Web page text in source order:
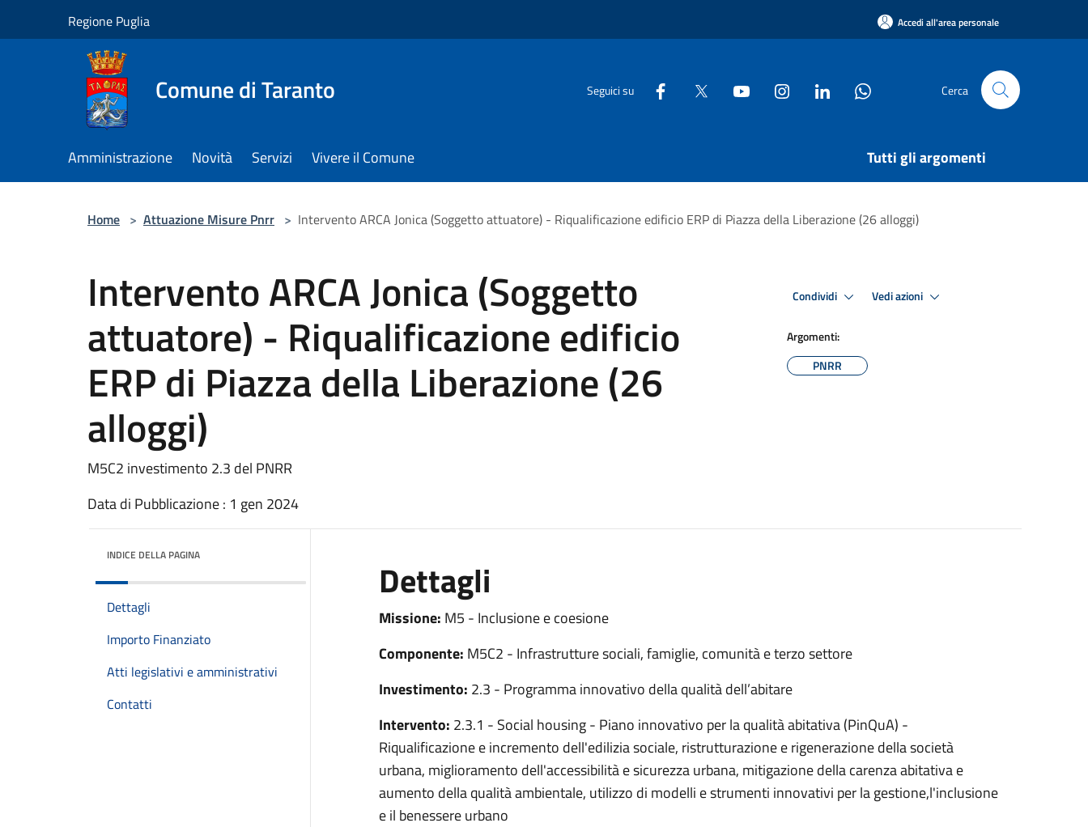
Regione Puglia Accedi all'area personale
Comune di Taranto Seguici su Cerca
Amministrazione Novità Servizi Vivere il Comune Tutti gli argomenti
Home > Attuazione Misure Pnrr > Intervento ARCA Jonica (Soggetto attuatore) - Riqualificazione edificio ERP di Piazza della Liberazione (26 alloggi)
Intervento ARCA Jonica (Soggetto
attuatore) - Riqualificazione edificio
ERP di Piazza della Liberazione (26
alloggi)
M5C2 investimento 2.3 del PNRR
Data di Pubblicazione : 1 gen 2024
Condividi Vedi azioni
Argomenti:
PNRR
INDICE DELLA PAGINA
Dettagli
Importo Finanziato
Atti legislativi e amministrativi
Contatti
Dettagli
Missione: M5 - Inclusione e coesione
Componente: M5C2 - Infrastrutture sociali, famiglie, comunità e terzo settore
Investimento: 2.3 - Programma innovativo della qualità dell’abitare
Intervento: 2.3.1 - Social housing - Piano innovativo per la qualità abitativa (PinQuA) -
Riqualificazione e incremento dell'edilizia sociale, ristrutturazione e rigenerazione della società
urbana, miglioramento dell'accessibilità e sicurezza urbana, mitigazione della carenza abitativa e
aumento della qualità ambientale, utilizzo di modelli e strumenti innovativi per la gestione,l'inclusione
e il benessere urbano